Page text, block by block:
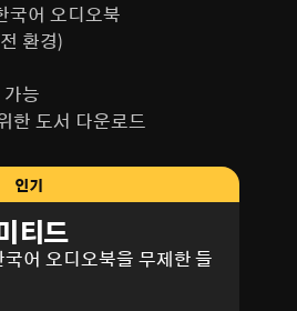
국어 오디오북
환경)
능
한 도서 다운로드
인기
티드
어 오디오북을 무제한 들